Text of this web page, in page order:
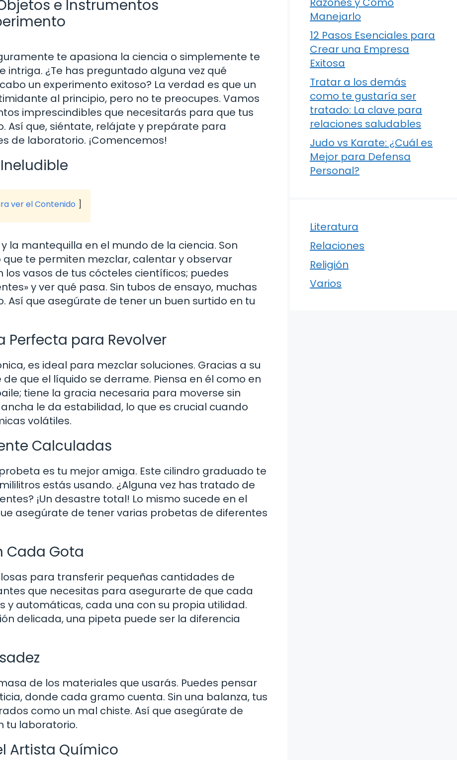
e Instrumentos
te apasiona la ciencia o simplemente te
¿Te has preguntado alguna vez qué
un experimento exitoso? La verdad es que un
al principio, pero no te preocupes. Vamos
imprescindibles que necesitarás para que tus
Así que, siéntate, relájate y prepárate para
de laboratorio. ¡Comencemos!
ver el Contenido
la mantequilla en el mundo de la ciencia. Son
te permiten mezclar, calentar y observar
vasos de tus cócteles científicos; puedes
y ver qué pasa. Sin tubos de ensayo, muchas
Así que asegúrate de tener un buen surtido en tu
Perfecta para Revolver
es ideal para mezclar soluciones. Gracias a su
que el líquido se derrame. Piensa en él como en
tiene la gracia necesaria para moverse sin
le da estabilidad, lo que es crucial cuando
volátiles.
Calculadas
es tu mejor amiga. Este cilindro graduado te
estás usando. ¿Alguna vez has tratado de
¡Un desastre total! Lo mismo sucede en el
asegúrate de tener varias probetas de diferentes
Cada Gota
para transferir pequeñas cantidades de
que necesitas para asegurarte de que cada
y automáticas, cada una con su propia utilidad.
delicada, una pipeta puede ser la diferencia
de los materiales que usarás. Puedes pensar
donde cada gramo cuenta. Sin una balanza, tus
como un mal chiste. Así que asegúrate de
tu laboratorio.
Artista Químico
Manejarlo
12 Pasos Esenciales para
Crear una Empresa
Exitosa
Tratar a los demás
como te gustaría ser
tratado: La clave para
relaciones saludables
Judo vs Karate: ¿Cuál es
Mejor para Defensa
Personal?
Literatura
Relaciones
Religión
Varios